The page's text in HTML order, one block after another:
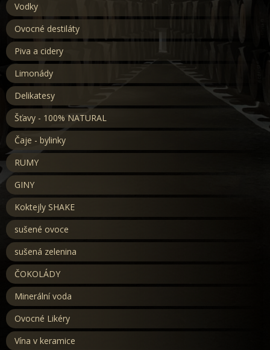
Vodky
Ovocné destiláty
Piva a cidery
Limonády
Delikatesy
Šťavy - 100% NATURAL
Čaje - bylinky
RUMY
GINY
Koktejly SHAKE
sušené ovoce
sušená zelenina
ČOKOLÁDY
Minerální voda
Ovocné Likéry
Vína v keramice